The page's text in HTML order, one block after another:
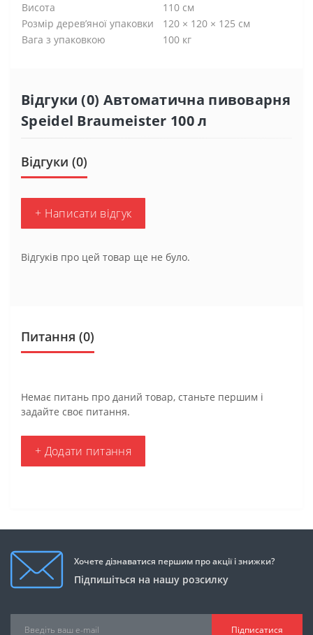
Висота
110 см
Розмір дерев’яної упаковки
120 × 120 × 125 см
Вага з упаковкою
100 кг
Відгуки (0) Автоматична пивоварня
Speidel Braumeister 100 л
Відгуки (0)
+ Написати відгук
Відгуків про цей товар ще не було.
Питання (0)
Немає питань про даний товар, станьте першим і
задайте своє питання.
+ Додати питання
Хочете дізнаватися першим про акції і знижки?
Підпишіться на нашу розсилку
Підписатися